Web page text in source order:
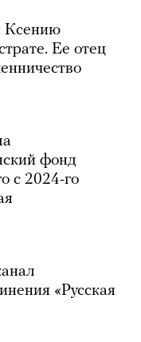
Ксению
Ее отец
фонд
с 2024-го
«Русская